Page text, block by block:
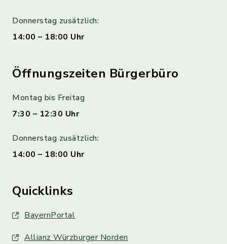
Donnerstag zusätzlich:
14:00 – 18:00 Uhr
Öffnungszeiten Bürgerbüro
Montag bis Freitag
7:30 – 12:30 Uhr
Donnerstag zusätzlich:
14:00 – 18:00 Uhr
Quicklinks
BayernPortal
Allianz Würzburger Norden